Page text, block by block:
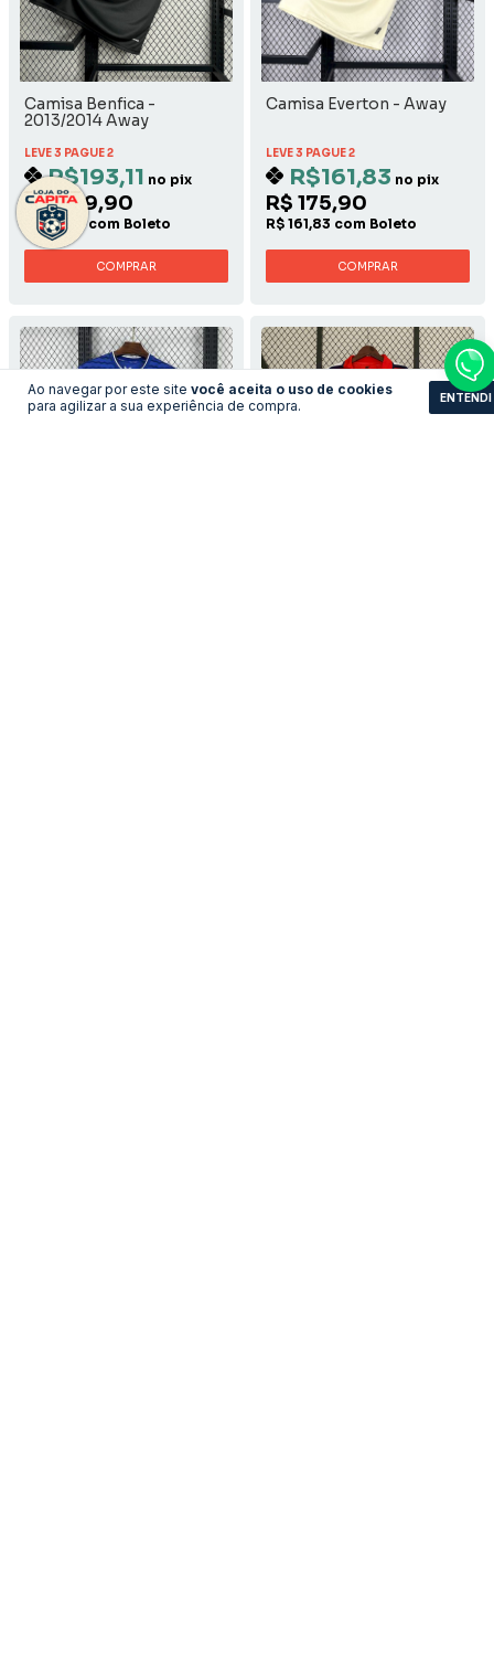
Ao navegar por este site você aceita o uso de cookies
para agilizar a sua experiência de compra.
ENTENDI
Camisa Benfica -
2013/2014 Away
LEVE 3 PAGUE 2
R$193,11 no pix
R$ 209,90
R$ 193,11 com Boleto
COMPRAR
Camisa Everton - Away
LEVE 3 PAGUE 2
R$161,83 no pix
R$ 175,90
R$ 161,83 com Boleto
COMPRAR